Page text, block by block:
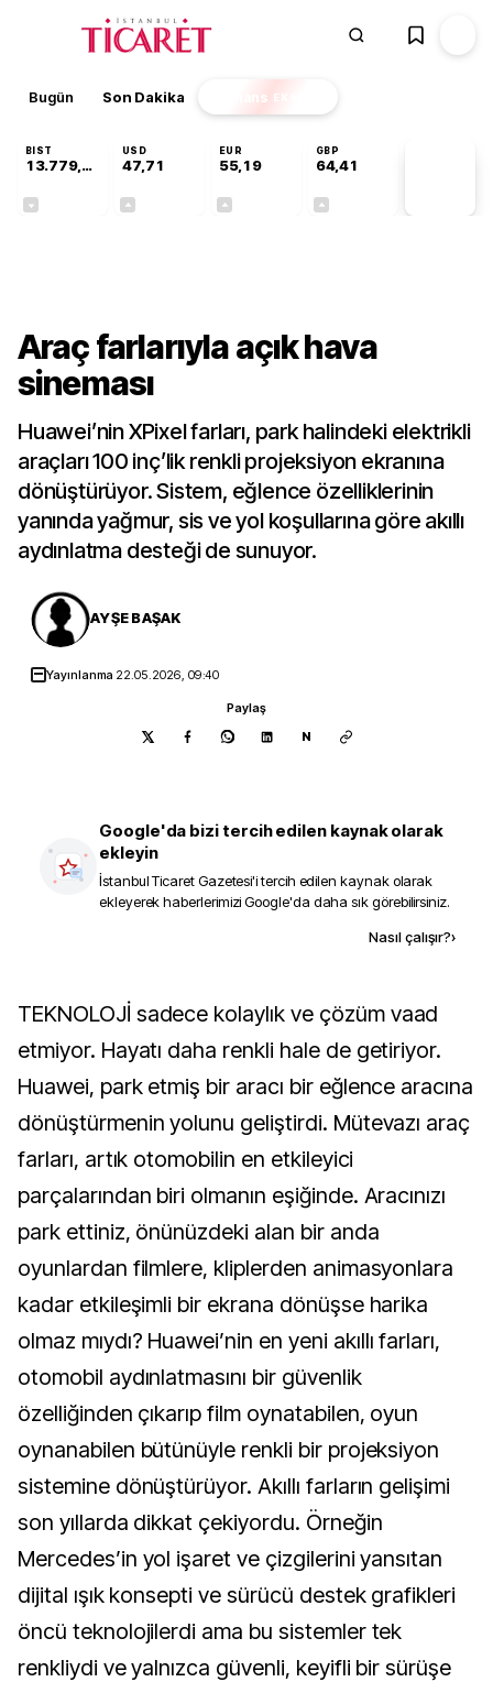
Bugün Son Dakika Finans EKSTRA
BIST
13.779,39
USD
47,71
EUR
55,19
GBP
64,41
Araç farlarıyla açık hava
sineması
Huawei’nin XPixel farları, park halindeki elektrikli
araçları 100 inç’lik renkli projeksiyon ekranına
dönüştürüyor. Sistem, eğlence özelliklerinin
yanında yağmur, sis ve yol koşullarına göre akıllı
aydınlatma desteği de sunuyor.
AYŞE BAŞAK
Yayınlanma 22.05.2026, 09:40
Paylaş
N
Google'da bizi tercih edilen kaynak olarak
ekleyin
İstanbul Ticaret Gazetesi'i tercih edilen kaynak olarak
ekleyerek haberlerimizi Google'da daha sık görebilirsiniz.
Nasıl çalışır?›
TEKNOLOJİ sadece kolaylık ve çözüm vaad
etmiyor. Hayatı daha renkli hale de getiriyor.
Huawei, park etmiş bir aracı bir eğlence aracına
dönüştürmenin yolunu geliştirdi. Mütevazı araç
farları, artık otomobilin en etkileyici
parçalarından biri olmanın eşiğinde. Aracınızı
park ettiniz, önünüzdeki alan bir anda
oyunlardan filmlere, kliplerden animasyonlara
kadar etkileşimli bir ekrana dönüşse harika
olmaz mıydı? Huawei’nin en yeni akıllı farları,
otomobil aydınlatmasını bir güvenlik
özelliğinden çıkarıp film oynatabilen, oyun
oynanabilen bütünüyle renkli bir projeksiyon
sistemine dönüştürüyor. Akıllı farların gelişimi
son yıllarda dikkat çekiyordu. Örneğin
Mercedes’in yol işaret ve çizgilerini yansıtan
dijital ışık konsepti ve sürücü destek grafikleri
öncü teknolojilerdi ama bu sistemler tek
renkliydi ve yalnızca güvenli, keyifli bir sürüşe